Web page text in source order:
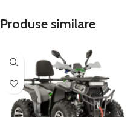
Produse similare